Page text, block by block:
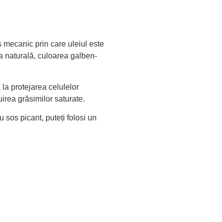
prin care uleiul este
naturală, culoarea galben-
la protejarea celulelor
grăsimilor saturate.
sos picant, puteți folosi un